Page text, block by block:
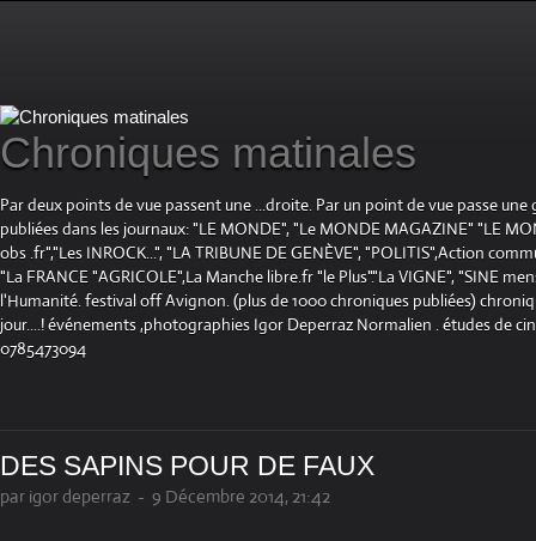
Chroniques matinales
Par deux points de vue passent une ...droite. Par un point de vue passe
publiées dans les journaux: "LE MONDE", "Le MONDE MAGAZINE" "LE
obs .fr","Les INROCK...", "LA TRIBUNE DE GENÈVE", "POLITIS",Action
"La FRANCE "AGRICOLE",La Manche libre.fr "le Plus"."La VIGNE", "SINE
l'Humanité. festival off Avignon. (plus de 1000 chroniques publiées)
jour....! événements ,photographies Igor Deperraz Normalien . études de
0785473094
DES SAPINS POUR DE FAUX
par igor deperraz - 9 Décembre 2014, 21:42